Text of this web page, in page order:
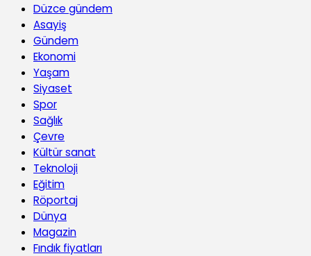
Düzce gündem
Asayiş
Gündem
Ekonomi
Yaşam
Siyaset
Spor
Sağlık
Çevre
Kültür sanat
Teknoloji
Eğitim
Röportaj
Dünya
Magazin
Fındık fiyatları